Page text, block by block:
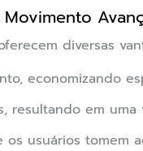
diversas
economizando
resultando em
usuários tomem